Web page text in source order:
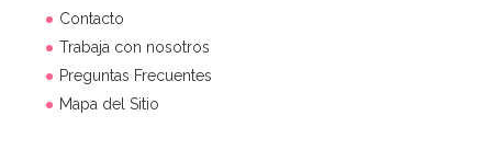
Contacto
Trabaja con nosotros
Preguntas Frecuentes
Mapa del Sitio